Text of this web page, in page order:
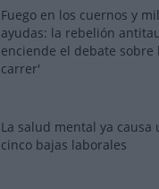
Fuego en los cuernos y
ayudas: la rebelión
enciende el debate sobre
carrer'
La salud mental ya causa
cinco bajas laborales